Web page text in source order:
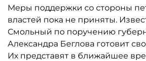
Меры поддержки со стороны
властей пока не приняты.
Смольный по поручению
Александра Беглова готовит
Их представят в ближайшее